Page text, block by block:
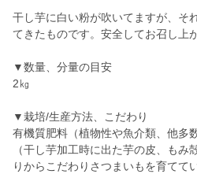
干し芋に白い粉が吹いてますが、そ
てきたものです。安全してお召し上
▼数量、分量の目安
2㎏
▼栽培/生産方法、こだわり
有機質肥料（植物性や魚介類、他多
（干し芋加工時に出た芋の皮、も
りからこだわりさつまいもを育てて